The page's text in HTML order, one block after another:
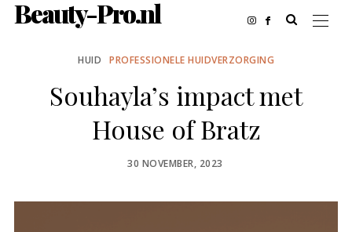
Beauty-Pro.nl
HUID PROFESSIONELE HUIDVERZORGING
Souhayla’s impact met
House of Bratz
POSTED
30 NOVEMBER, 2023